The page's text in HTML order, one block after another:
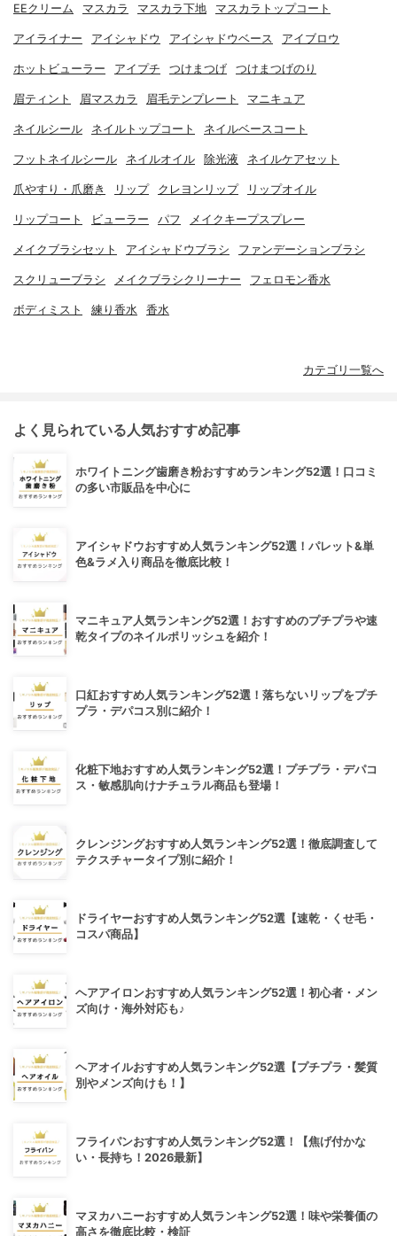
EEクリーム マスカラ マスカラ下地 マスカラトップコート
アイライナー アイシャドウ アイシャドウベース アイブロウ
ホットビューラー アイプチ つけまつげ つけまつげのり
眉ティント 眉マスカラ 眉毛テンプレート マニキュア
ネイルシール ネイルトップコート ネイルベースコート
フットネイルシール ネイルオイル 除光液 ネイルケアセット
爪やすり・爪磨き リップ クレヨンリップ リップオイル
リップコート ビューラー パフ メイクキープスプレー
メイクブラシセット アイシャドウブラシ ファンデーションブラシ
スクリューブラシ メイクブラシクリーナー フェロモン香水
ボディミスト 練り香水 香水
カテゴリ一覧へ
よく見られている人気おすすめ記事
ホワイトニング歯磨き粉おすすめランキング52選！口コミ
の多い市販品を中心に
アイシャドウおすすめ人気ランキング52選！パレット&単
色&ラメ入り商品を徹底比較！
マニキュア人気ランキング52選！おすすめのプチプラや速
乾タイプのネイルポリッシュを紹介！
口紅おすすめ人気ランキング52選！落ちないリップをプチ
プラ・デパコス別に紹介！
化粧下地おすすめ人気ランキング52選！プチプラ・デパコ
ス・敏感肌向けナチュラル商品も登場！
クレンジングおすすめ人気ランキング52選！徹底調査して
テクスチャータイプ別に紹介！
ドライヤーおすすめ人気ランキング52選【速乾・くせ毛・
コスパ商品】
ヘアアイロンおすすめ人気ランキング52選！初心者・メン
ズ向け・海外対応も♪
ヘアオイルおすすめ人気ランキング52選【プチプラ・髪質
別やメンズ向けも！】
フライパンおすすめ人気ランキング52選！【焦げ付かな
い・長持ち！2026最新】
マヌカハニーおすすめ人気ランキング52選！味や栄養価の
高さを徹底比較・検証